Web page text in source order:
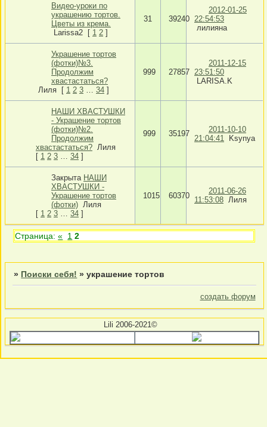
Видео-уроки по
украшению тортов.
Цветы из крема.
Larissa2
[ 1 2 ]
31 39240
2012-01-25
22:54:53
лилияна
Украшение тортов
(фотки)№3.
Продолжим
хвастастаться?
Лиля
[ 1 2 3 34 ]
999 27857
2011-12-15
23:51:50
LARISA.K
НАШИ ХВАСТУШКИ
- Украшение тортов
(фотки)№2.
Продолжим
хвастастаться? Лиля
[ 1 2 3 34 ]
999 35197
2011-10-10
21:04:41
Ksynya
Закрыта НАШИ
ХВАСТУШКИ -
Украшение тортов
(фотки) Лиля
[ 1 2 3 34 ]
1015 60370
2011-06-26
11:53:08 Лиля
Страница:« 1 2
» Поиски себя! »украшение тортов
создать форум
Lili 2006-2021©